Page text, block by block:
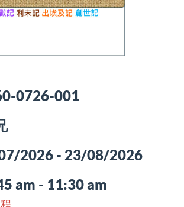
0726-001
2026 - 23/08/2026
am - 11:30 am